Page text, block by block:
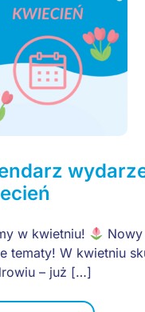
w kwietniu!
tematy! W kwietniu
– już […]